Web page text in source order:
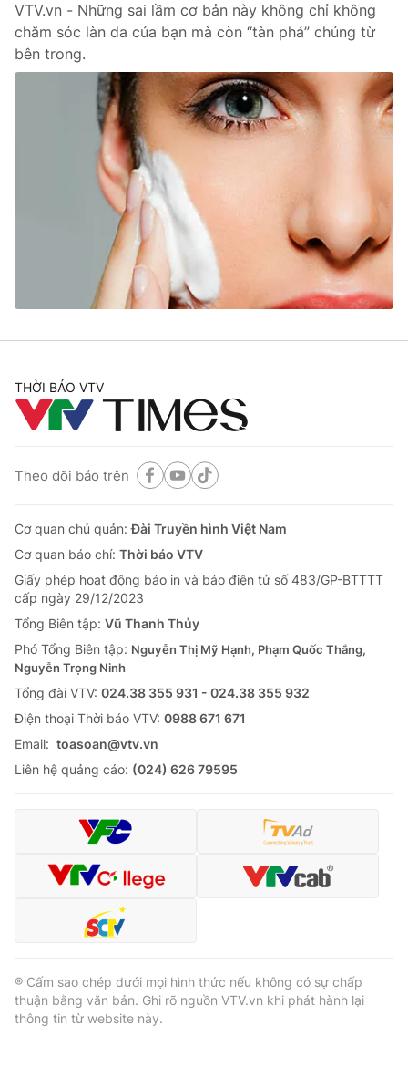
Liên hệ tòa soạn English
THỜI BÁO VTV
Theo dõi báo trên
Cơ quan chủ quản:
Đài Truyền hình Việt Nam
Cơ quan báo chí:
Thời báo VTV
Giấy phép hoạt động báo in và báo điện tử số 483/GP-BTTTT
Phó Tổng Biên tập:
Nguyễn Trọng Ninh
Tổng đài VTV:
024.38 355 931 - 024.38 355 932
Email:toasoan@vtv.vn
® Cấm sao chép dưới mọi hình thức nếu không có sự chấp
thuận bằng văn bản. Ghi rõ nguồn VTV.vn khi phát hành lại
VTV.vn - Những sai lầm cơ bản này không chỉ không
chăm sóc làn da của bạn mà còn “tàn phá” chúng từ
bên trong.
THỜI BÁO VTV
Theo dõi báo trên
Cơ quan chủ quản:Đài Truyền hình Việt Nam
Cơ quan báo chí: Thời báo VTV
Giấy phép hoạt động báo in và báo điện tử số 483/GP-BTTTT
cấp ngày 29/12/2023
Tổng Biên tập: Vũ Thanh Thủy
Phó Tổng Biên tập: Nguyễn Thị Mỹ Hạnh, Phạm Quốc Thắng,
Nguyễn Trọng Ninh
Tổng đài VTV: 024.38 355 931 - 024.38 355 932
Ðiện thoại Thời báo VTV: 0988 671 671
Email: toasoan@vtv.vn
Liên hệ quảng cáo: (024) 626 79595
® Cấm sao chép dưới mọi hình thức nếu không có sự chấp
thuận bằng văn bản. Ghi rõ nguồn VTV.vn khi phát hành lại
thông tin từ website này.